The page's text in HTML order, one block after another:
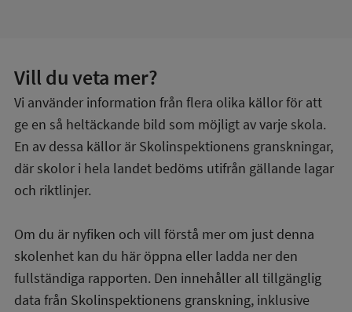
Vill du veta mer?
Vi använder information från flera olika källor för att
ge en så heltäckande bild som möjligt av varje skola.
En av dessa källor är Skolinspektionens granskningar,
där skolor i hela landet bedöms utifrån gällande lagar
och riktlinjer.
Om du är nyfiken och vill förstå mer om just denna
skolenhet kan du här öppna eller ladda ner den
fullständiga rapporten. Den innehåller all tillgänglig
data från Skolinspektionens granskning, inklusive